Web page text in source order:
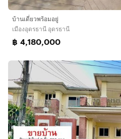
บ้านเดี่ยวพร้อมอยู่
เมืองอุดรธานี อุดรธานี
฿ 4,180,000